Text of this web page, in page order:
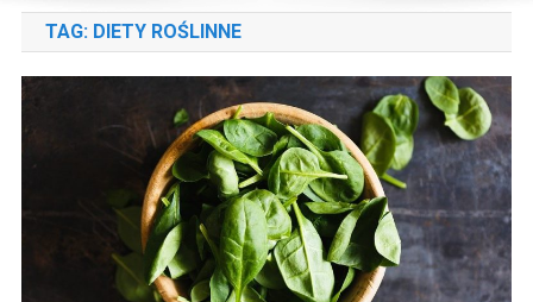
TAG: DIETY ROŚLINNE